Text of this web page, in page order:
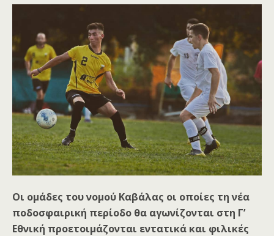
Οι ομάδες του νομού Καβάλας οι οποίες τη νέα
ποδοσφαιρική περίοδο θα αγωνίζονται στη Γ’
Εθνική προετοιμάζονται εντατικά και φιλικές